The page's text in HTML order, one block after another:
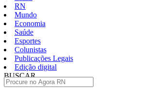
RN
Mundo
Economia
Saúde
Esportes
Colunistas
Publicações Legais
Edição digital
BUSCAR